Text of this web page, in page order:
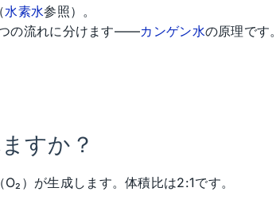
水素水参照）。
の流れに分けます——カンゲン水の原理です。
すか？
）が生成します。体積比は2:1です。